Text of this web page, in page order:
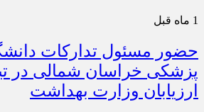
1 ماه قبل
حضور مسئول تدارکات
پزشکی خراسان شمالی در
ارزیابان وزارت بهداشت